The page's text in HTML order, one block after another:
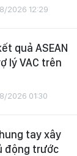
2026 12:29
quả ASEAN
lý VAC trên
2026 01:30
tay xây
động trước